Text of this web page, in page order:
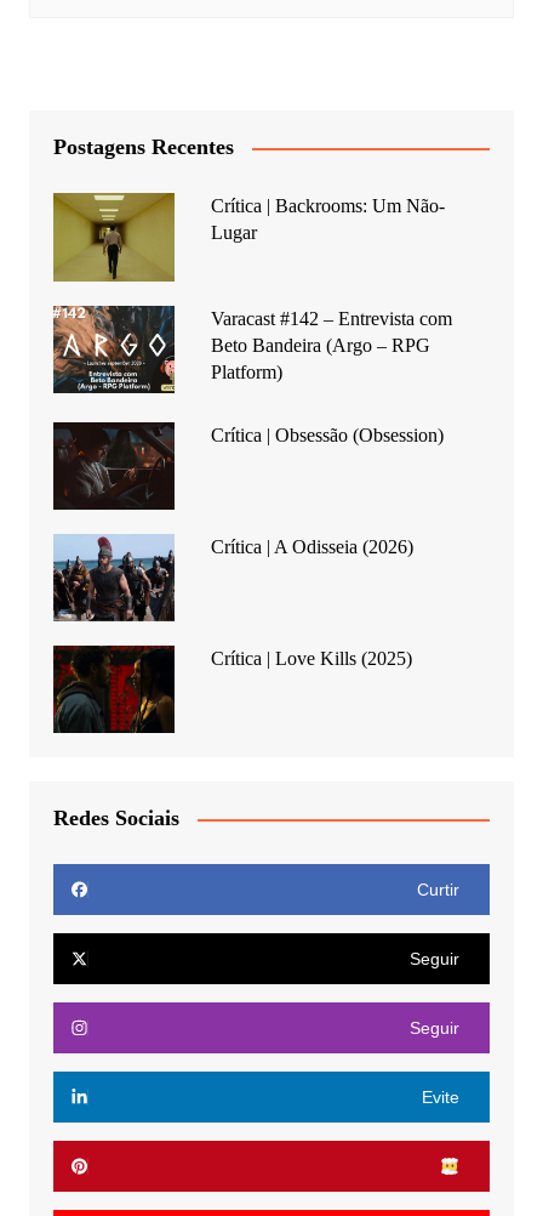
Postagens Recentes
Crítica | Backrooms: Um Não-
Lugar
Varacast #142 – Entrevista com
Beto Bandeira (Argo – RPG
Platform)
Crítica | Obsessão (Obsession)
Crítica | A Odisseia (2026)
Crítica | Love Kills (2025)
Redes Sociais
Curtir
Seguir
Seguir
Evite